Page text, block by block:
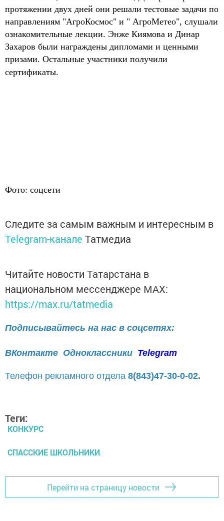
протяжении двух дней они решали тестовые задачи по
направлениям "АгроКосмос" и " АгроМетео", слушали
ознакомительные лекции. Энже Киямова и Динар
Захаров были награждены дипломами и ценными
призами. Остальные участники получили
сертификаты.
Фото: соцсети
Следите за самым важным и интересным в
Telegram-канале Татмедиа
Читайте новости Татарстана в
национальном мессенджере MАХ:
https://max.ru/tatmedia
Подписывайтесь на нас в соцсетях:
ВКонтакте Одноклассники Telegram
Телефон рекламного отдела 8(843)47-30-0-02.
Теги:
КОНКУРС
СПАССКИЕ ШКОЛЬНИКИ
Перейти на страницу новости